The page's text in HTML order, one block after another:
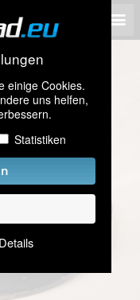
einige Cookies.
uns helfen,
Statistiken